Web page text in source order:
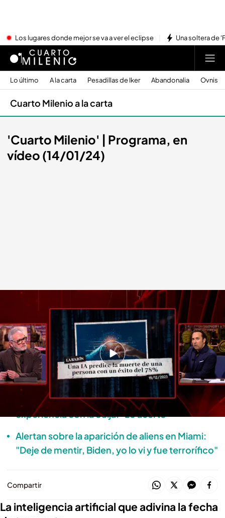
Los lugares donde mejor se va a ver el eclipse Una soltera de
Lo último A la carta Pesadillas de Iker Abandonalia Ovnis
Cuarto Milenio a la carta
'Cuarto Milenio' | Programa, en
vídeo (14/01/24)
'Cuarto Milenio' | Programa completo (14/01/24)
Cuarto Milenio
15 ENE 2024 - 00:25h.
Disfruta del programa de 'Cuarto Milenio' del
domingo 14 de enero, completo y online
El boxeador Jero García cuenta su extraña
experiencia con la ouija: "Lo acertó"
Alertan sobre la aparición de aliens en Miami:
"Deje de mentir, Biden, yo lo vi y fue terrorífico"
Compartir
La inteligencia artificial que adivina la fecha